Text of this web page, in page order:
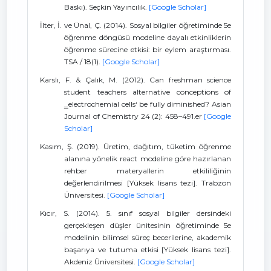
Baskı). Seçkin Yayıncılık. [Google Scholar]
İlter, İ. ve Ünal, Ç. (2014). Sosyal bilgiler öğretiminde 5e
öğrenme döngüsü modeline dayalı etkinliklerin
öğrenme sürecine etkisi: bir eylem araştırması.
TSA / 18(1). [Google Scholar]
Karslı, F. & Çalık, M. (2012). Can freshman science
student teachers alternative conceptions of
‗electrochemial cells‘ be fully diminished? Asian
Journal of Chemistry 24 (2): 458–491.er [Google
Scholar]
Kasım, Ş. (2019). Üretim, dağıtım, tüketim öğrenme
alanına yönelik react modeline göre hazırlanan
rehber materyallerin etkililiğinin
değerlendirilmesi [Yüksek lisans tezi]. Trabzon
Üniversitesi. [Google Scholar]
Kıcır, S. (2014). 5. sınıf sosyal bilgiler dersindeki
gerçekleşen düşler ünitesinin öğretiminde 5e
modelinin bilimsel süreç becerilerine, akademik
başarıya ve tutuma etkisi [Yüksek lisans tezi].
Akdeniz Üniversitesi. [Google Scholar]